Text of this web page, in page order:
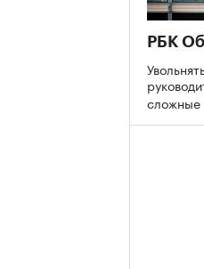
РБК
сложные